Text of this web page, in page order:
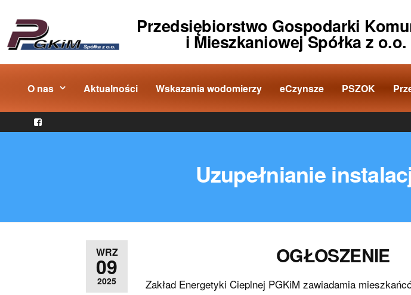
Przedsiębiorstwo Gospodarki
i Mieszkaniowej Spółka z o.o.
O nas Aktualności Wskazania wodomierzy eCzynsze PSZOK
Uzupełnianie
WRZ
09
2025
OGŁOSZENIE
Zakład Energetyki Cieplnej PGKiM zawiadamia